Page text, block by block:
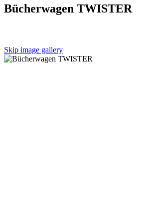
Bücherwagen TWISTER
Skip image gallery